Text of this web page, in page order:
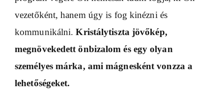
vezetőként, hanem úgy is fog kinézni és
kommunikálni.Kristálytiszta jövőkép,
megnövekedett önbizalom és egy olyan
személyes márka, ami mágnesként vonzza a
lehetőségeket.